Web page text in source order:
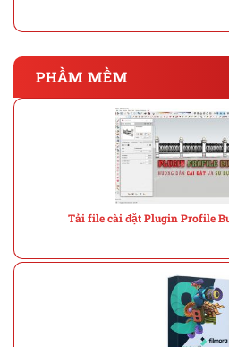
PHẦM MỀM
Tải file cài đặt Plugin Profile